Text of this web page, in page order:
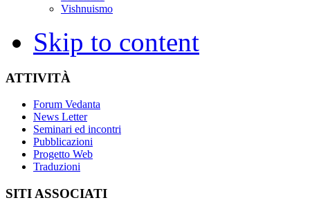
Vishnuismo
Skip to content
ATTIVITÀ
Forum Vedanta
News Letter
Seminari ed incontri
Pubblicazioni
Progetto Web
Traduzioni
SITI ASSOCIATI